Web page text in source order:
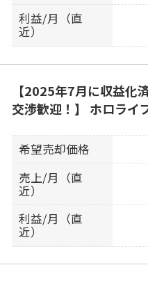
利益/月（直
近）
【2025年7月に収益
交渉歓迎！】 ホロライ
希望売却価格
売上/月（直
近）
利益/月（直
近）